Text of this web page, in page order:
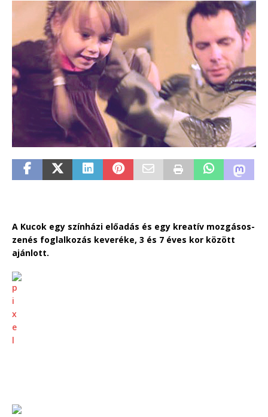
A Kucok egy színházi előadás és egy kreatív mozgásos-
zenés foglalkozás keveréke, 3 és 7 éves kor között
ajánlott.